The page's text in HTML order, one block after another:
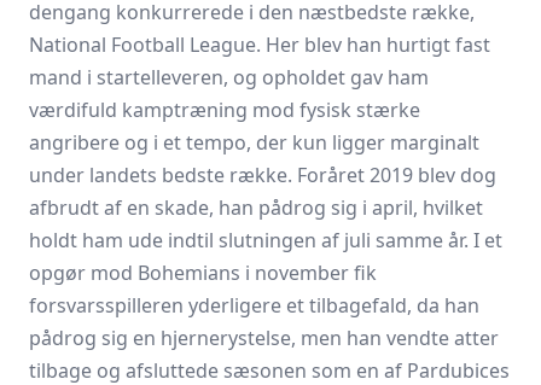
dengang konkurrerede i den næstbedste række,
National Football League. Her blev han hurtigt fast
mand i startelleveren, og opholdet gav ham
værdifuld kamptræning mod fysisk stærke
angribere og i et tempo, der kun ligger marginalt
under landets bedste række. Foråret 2019 blev dog
afbrudt af en skade, han pådrog sig i april, hvilket
holdt ham ude indtil slutningen af juli samme år. I et
opgør mod Bohemians i november fik
forsvarsspilleren yderligere et tilbagefald, da han
pådrog sig en hjernerystelse, men han vendte atter
tilbage og afsluttede sæsonen som en af Pardubices